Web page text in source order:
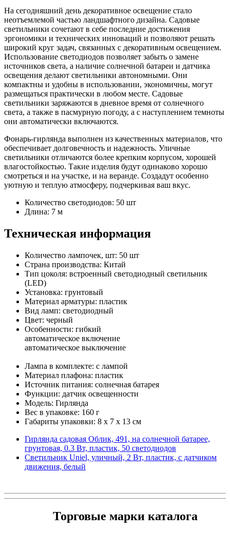
На сегодняшний день декоративное освещение стало
неотъемлемой частью ландшафтного дизайна. Садовые
светильники сочетают в себе последние достижения
эргономики и технических инноваций и позволяют решать
широкий круг задач, связанных с декоративным освещением.
Использование светодиодов позволяет забыть о замене
источников света, а наличие солнечной батареи и датчика
освещения делают светильники автономными. Они
компактны и удобны в использовании, экономичны, могут
размещаться практически в любом месте. Садовые
светильники заряжаются в дневное время от солнечного
света, а также в пасмурную погоду, а с наступлением темноты
они автоматически включаются.
Фонарь-гирлянда выполнен из качественных материалов, что
обеспечивает долговечность и надежность. Уличные
светильники отличаются более крепким корпусом, хорошей
влагостойкостью. Такие изделия будут одинаково хорошо
смотреться и на участке, и на веранде. Создадут особенно
уютную и теплую атмосферу, подчеркивая ваш вкус.
Количество светодиодов: 50 шт
Длина: 7 м
Техническая информация
Количество лампочек, шт: 50 шт
Страна производства: Китай
Тип цоколя: встроенный светодиодный светильник
(LED)
Установка: грунтовый
Материал арматуры: пластик
Вид ламп: светодиодный
Цвет: черный
Особенности: гибкий
автоматическое включение
автоматическое выключение
Лампа в комплекте: с лампой
Материал плафона: пластик
Источник питания: солнечная батарея
Функции: датчик освещенности
Модель: Гирлянда
Вес в упаковке: 160 г
Габариты упаковки: 8 x 7 x 13 см
Гирлянда садовая Облик, 491, на солнечной батарее,
грунтовая, 0.3 Вт, пластик, 50 светодиодов
Светильник Uniel, уличный, 2 Вт, пластик, с датчиком
движения, белый
Торговые марки каталога